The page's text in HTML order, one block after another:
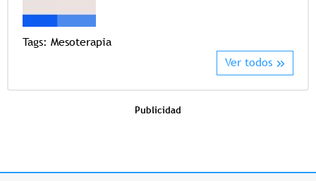
Tags: Mesoterapia
Ver todos
Publicidad